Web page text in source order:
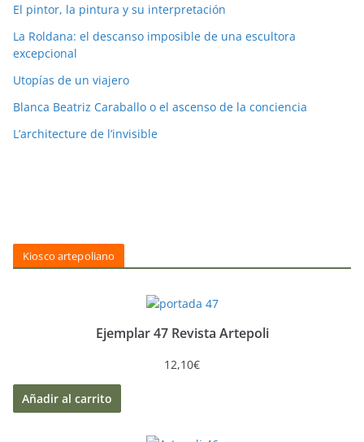
El pintor, la pintura y su interpretación
La Roldana: el descanso imposible de una escultora
excepcional
Utopías de un viajero
Blanca Beatriz Caraballo o el ascenso de la conciencia
L’architecture de l’invisible
Kiosco artepoliano
Ejemplar 47 Revista Artepoli
12,10€
Añadir al carrito